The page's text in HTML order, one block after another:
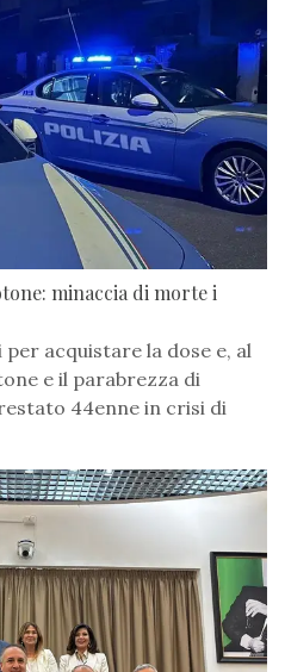
minaccia di morte i
acquistare la dose e, al
e il parabrezza di
44enne in crisi di